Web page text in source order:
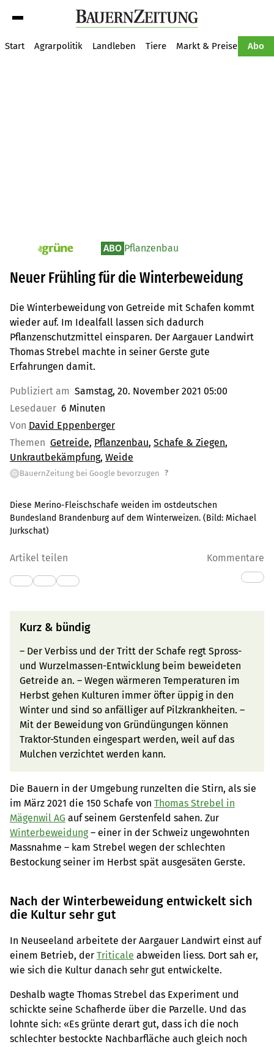
Start Agrarpolitik Landleben Tiere Markt & Preise Abo
pv_die-grune-online ABO Pflanzenbau
Neuer Frühling für die Winterbeweidung
Die Winterbeweidung von Getreide mit Schafen kommt
wieder auf. Im Idealfall lassen sich dadurch
Pflanzenschutzmittel einsparen. Der Aargauer Landwirt
Thomas Strebel machte in seiner Gerste gute
Erfahrungen damit.
Publiziert am Samstag, 20. November 2021 05:00
Lesedauer 6 Minuten
Von David Eppenberger
Themen Getreide Pflanzenbau Schafe & Ziegen
Unkrautbekämpfung Weide
G BauernZeitung bei Google bevorzugen ?
Diese Merino-Fleischschafe weiden im ostdeutschen
Bundesland Brandenburg auf dem Winterweizen. (Bild: Michael
Jurkschat)
Artikel teilen Kommentare
Kurz & bündig
– Der Verbiss und der Tritt der Schafe regt Spross-
und Wurzelmassen-Entwicklung beim beweideten
Getreide an. – Wegen wärmeren Temperaturen im
Herbst gehen Kulturen immer öfter üppig in den
Winter und sind so anfälliger auf Pilzkrankheiten. –
Mit der Beweidung von Gründüngungen können
Traktor-Stunden eingespart werden, weil auf das
Mulchen verzichtet werden kann.
Die Bauern in der Umgebung runzelten die Stirn, als sie
im März 2021 die 150 Schafe von Thomas Strebel in
Mägenwil AG auf seinem Gerstenfeld sahen. Zur
Winterbeweidung– einer in der Schweiz ungewohnten
Massnahme – kam Strebel wegen der schlechten
Bestockung seiner im Herbst spät ausgesäten Gerste.
Nach der Winterbeweidung entwickelt sich
die Kultur sehr gut
In Neuseeland arbeitete der Aargauer Landwirt einst auf
einem Betrieb, der Triticale abweiden liess. Dort sah er,
wie sich die Kultur danach sehr gut entwickelte.
Deshalb wagte Thomas Strebel das Experiment und
schickte seine Schafherde über die Parzelle. Und das
lohnte sich: «Es grünte derart gut, dass ich die noch
schlechter bestockte Nachbarfläche auch gleich noch